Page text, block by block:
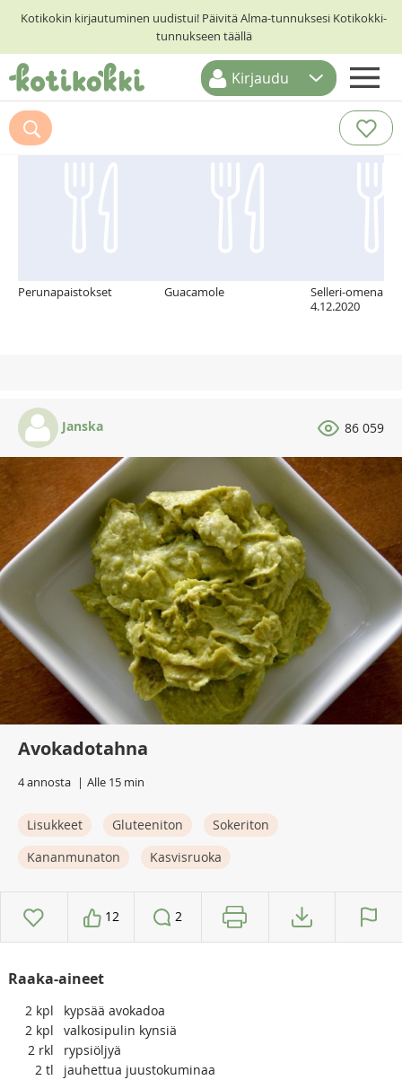
Kotikokin kirjautuminen uudistui! Päivitä Alma-tunnuksesi Kotikokki-
tunnukseen täällä
ETUSIVU
RESEPTIHAKU
Kirjaudu
Suosittelemme myös
Perunapaistokset Guacamole
Selleri-
4.12.2020
Janska 86 059
Avokadotahna
4 annosta Alle 15 min
Lisukkeet Gluteeniton
Sokeriton
Kananmunaton
Kasvisruoka
12 2
Raaka-aineet
2 kpl
kypsää avokadoa
2 kpl
valkosipulin kynsiä
2 rkl
rypsiöljyä
2 tl
jauhettua juustokuminaa